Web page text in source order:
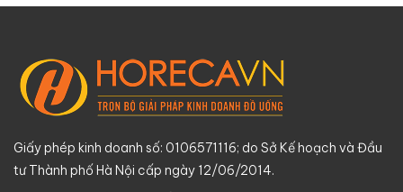
Giấy phép kinh doanh số: 0106571116; do Sở Kế hoạch và Đầu
tư Thành phố Hà Nội cấp ngày 12/06/2014.